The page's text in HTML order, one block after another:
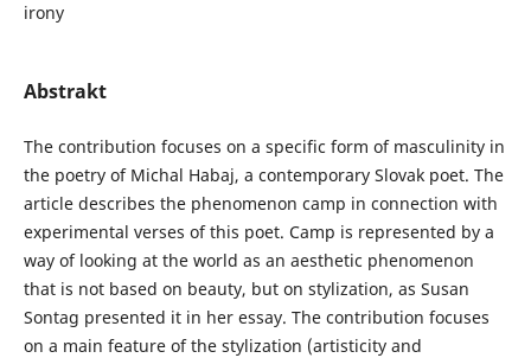
irony
Abstrakt
The contribution focuses on a specific form of masculinity in
the poetry of Michal Habaj, a contemporary Slovak poet. The
article describes the phenomenon camp in connection with
experimental verses of this poet. Camp is represented by a
way of looking at the world as an aesthetic phenomenon
that is not based on beauty, but on stylization, as Susan
Sontag presented it in her essay. The contribution focuses
on a main feature of the stylization (artisticity and